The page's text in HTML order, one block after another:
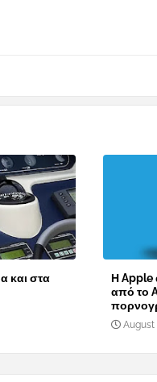
και στα
Η Apple
από το
August